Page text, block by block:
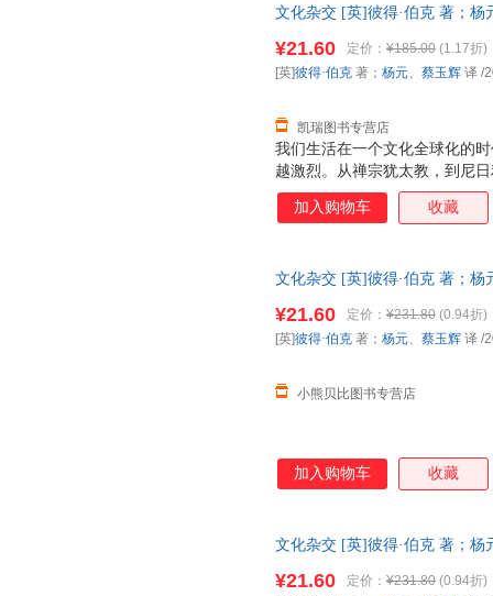
文化杂交 [英]彼得·伯克 著；
我们生活在一个文化全球化的
越激烈。从禅宗犹太教，到尼
音乐，杂交的趋势难以忽视。
表示担忧甚至谴责。在这本小
型，对理解当下和未来的社会
¥21.60 定价： ¥185.00 (1.17折)
凯瑞图书专营店
[英]彼得·伯克 著； 杨元、 蔡玉辉 译 /
加入购物车 收藏
文化杂交 [英]彼得·伯克 著；
¥21.60 定价： ¥231.80 (0.94折)
小熊贝比图书专营店
[英]彼得·伯克 著； 杨元、 蔡玉辉 译 /
加入购物车 收藏
文化杂交 [英]彼得·伯克 著；
¥21.60 定价： ¥231.80 (0.94折)